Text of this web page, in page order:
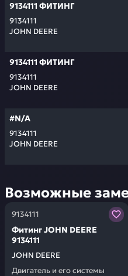
9134111
JOHN DEERE
9134111 ФИТИНГ
9134111
JOHN DEERE
9134111 ФИТИНГ
9134111
JOHN DEERE
#N/A
Возможные
9134111
JOHN DEERE
Фитинг JOHN DEERE
9134111
Двигатель и его системы
Заказывая запчасти у